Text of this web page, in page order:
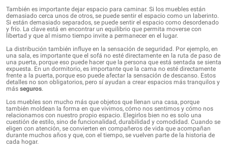
También es importante dejar espacio para caminar. Si los muebles están
demasiado cerca unos de otros, se puede sentir el espacio como un laberinto.
Si están demasiado separados, se puede sentir el espacio como desordenado
y frío. La clave está en encontrar un equilibrio que permita moverse con
libertad y que al mismo tiempo invite a permanecer en el lugar.
La distribución también influye en la sensación de seguridad. Por ejemplo, en
una sala, es importante que el sofá no esté directamente en la ruta de paso de
una puerta, porque eso puede hacer que la persona que está sentada se sienta
expuesta. En un dormitorio, es importante que la cama no esté directamente
frente a la puerta, porque eso puede afectar la sensación de descanso. Estos
detalles no son obligatorios, pero sí ayudan a crear espacios más tranquilos y
más seguros.
Los muebles son mucho más que objetos que llenan una casa, porque
también moldean la forma en que vivimos, cómo nos sentimos y cómo nos
relacionamos con nuestro propio espacio. Elegirlos bien no es solo una
cuestión de estilo, sino de funcionalidad, durabilidad y comodidad. Cuando se
eligen con atención, se convierten en compañeros de vida que acompañan
durante muchos años y que, con el tiempo, se vuelven parte de la historia de
cada hogar.